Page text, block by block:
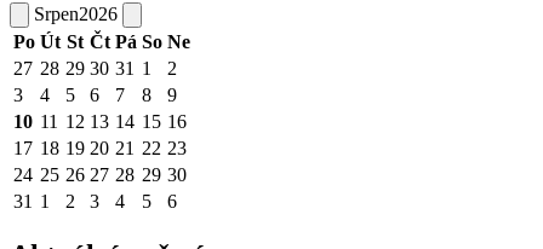
Srpen2026
Po Út St Čt Pá So Ne
27 28 29 30 31 1
2
3
4 5 6 7 8
9
10 11 12 13 14 15 16
17 18 19 20 21 22 23
24 25 26 27 28 29 30
31 1 2 3 4 5 6